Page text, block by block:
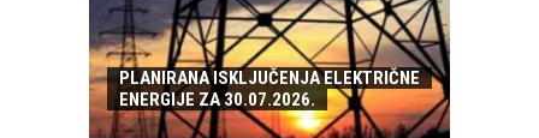
PLANIRANA ISKLJUČENJA ELEKTRIČNE
ENERGIJE ZA 30.07.2026.